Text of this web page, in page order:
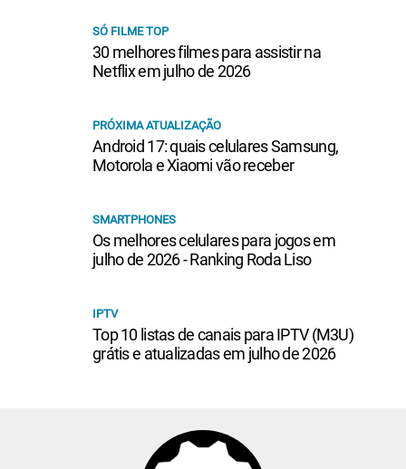
SÓ FILME TOP
30 melhores filmes para assistir na
Netflix em julho de 2026
PRÓXIMA ATUALIZAÇÃO
Android 17: quais celulares Samsung,
Motorola e Xiaomi vão receber
SMARTPHONES
Os melhores celulares para jogos em
julho de 2026 - Ranking Roda Liso
IPTV
Top 10 listas de canais para IPTV (M3U)
grátis e atualizadas em julho de 2026